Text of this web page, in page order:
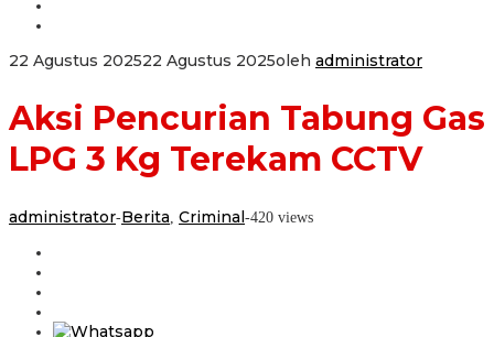
22 Agustus 202522 Agustus 2025oleh administrator
Aksi Pencurian Tabung Gas
LPG 3 Kg Terekam CCTV
administrator-Berita Criminal-420 views